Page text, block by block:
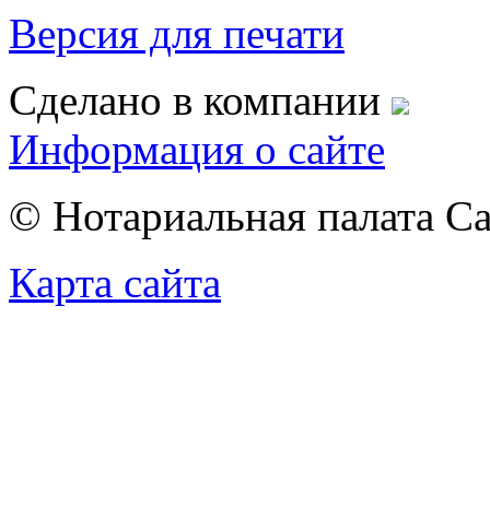
Версия для печати
Сделано в компании
Информация о сайте
© Нотариальная палата
Карта сайта